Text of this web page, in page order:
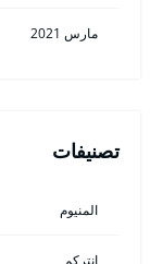
مارس 2021
تصنيفات
المنيوم